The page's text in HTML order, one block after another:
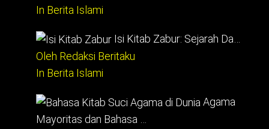
In Berita Islami
Isi Kitab Zabur: Sejarah Da…
Oleh Redaksi Beritaku
In Berita Islami
Agama
Mayoritas dan Bahasa …